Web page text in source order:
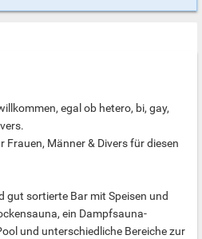
egal ob hetero, bi, gay,
Männer & Divers für diesen
gut sortierte Bar mit Speisen und
ein Dampfsauna-
und unterschiedliche Bereiche zur